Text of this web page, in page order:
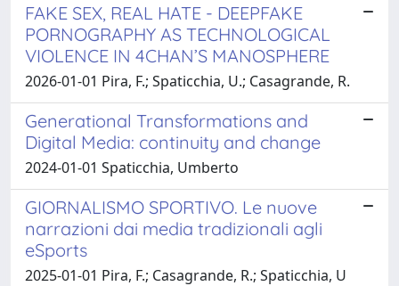
FAKE SEX, REAL HATE - DEEPFAKE
PORNOGRAPHY AS TECHNOLOGICAL
VIOLENCE IN 4CHAN’S MANOSPHERE
2026-01-01 Pira, F.; Spaticchia, U.; Casagrande, R.
Generational Transformations and
Digital Media: continuity and change
2024-01-01 Spaticchia, Umberto
GIORNALISMO SPORTIVO. Le nuove
narrazioni dai media tradizionali agli
eSports
2025-01-01 Pira, F.; Casagrande, R.; Spaticchia, U